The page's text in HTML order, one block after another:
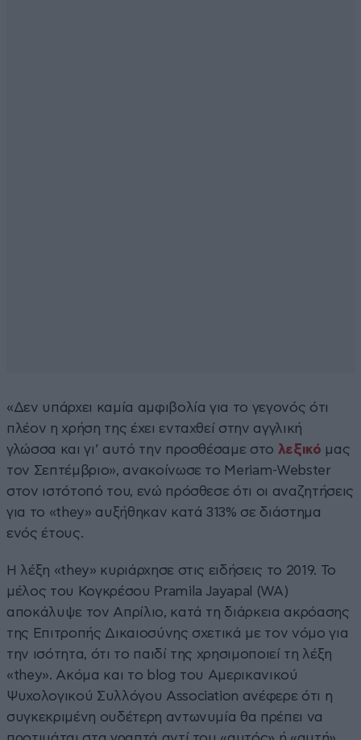
«Δεν υπάρχει καμία αμφιβολία για το γεγονός ότι
πλέον η χρήση της έχει ενταχθεί στην αγγλική
γλώσσα και γι’ αυτό την προσθέσαμε στο λεξικό μας
τον Σεπτέμβριο», ανακοίνωσε το Meriam-Webster
στον ιστότοπό του, ενώ πρόσθεσε ότι οι αναζητήσεις
για το «they» αυξήθηκαν κατά 313% σε διάστημα
ενός έτους.
Η λέξη «they» κυριάρχησε στις ειδήσεις το 2019. Το
μέλος του Κογκρέσου Pramila Jayapal (WA)
αποκάλυψε τον Απρίλιο, κατά τη διάρκεια ακρόασης
της Επιτροπής Δικαιοσύνης σχετικά με τον νόμο για
την ισότητα, ότι το παιδί της χρησιμοποιεί τη λέξη
«they». Ακόμα και το blog του Αμερικανικού
Ψυχολογικού Συλλόγου Association ανέφερε ότι η
συγκεκριμένη ουδέτερη αντωνυμία θα πρέπει να